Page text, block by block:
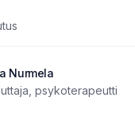
Nurmela
psykoterapeutti